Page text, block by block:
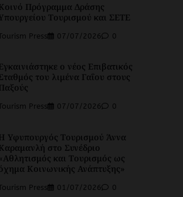
Κοινό Πρόγραμμα Δράσης
Τουρισμού και ΣΕΤΕ
Press 07/07/2026 0
ο νέος Επιβατικός
του λιμένα Γαΐου στους
Press 07/07/2026 0
Η Υφυπουργός Τουρισμού Άννα
Καραμανλή στο Συνέδριο
και Τουρισμός ως
Κοινωνικής Ανάπτυξης»
Press 01/07/2026 0